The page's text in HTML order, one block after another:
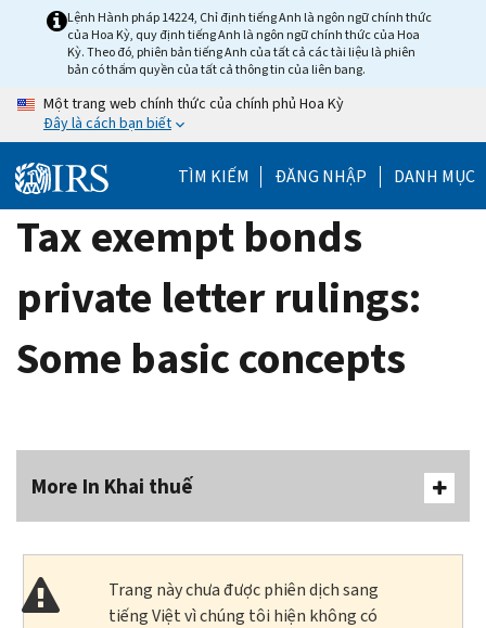
Lệnh Hành pháp 14224, Chỉ định tiếng Anh là ngôn ngữ chính thức
của Hoa Kỳ, quy định tiếng Anh là ngôn ngữ chính thức của Hoa
Kỳ. Theo đó, phiên bản tiếng Anh của tất cả các tài liệu là phiên
bản có thẩm quyền của tất cả thông tin của liên bang.
Một trang web chính thức của chính phủ Hoa Kỳ
Đây là cách bạn biết
TÌM KIẾM ĐĂNG NHẬP DANH MỤC
Tax exempt bonds
private letter rulings:
Some basic concepts
More In Khai thuế
Trang này chưa được phiên dịch sang
tiếng Việt vì chúng tôi hiện không có